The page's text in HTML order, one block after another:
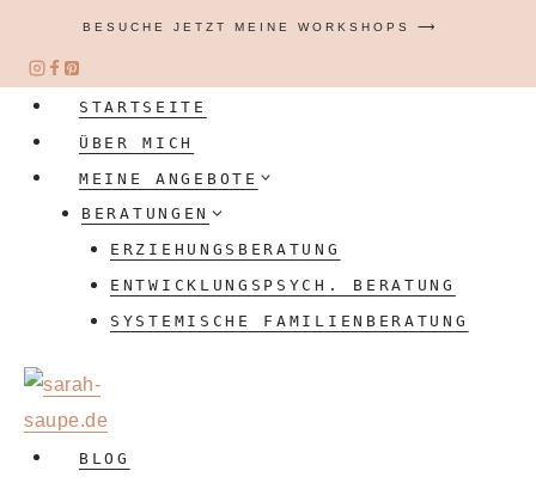
springen
BESUCHE JETZT MEINE WORKSHOPS ⟶
STARTSEITE
ÜBER MICH
MEINE ANGEBOTE
BERATUNGEN
ERZIEHUNGSBERATUNG
ENTWICKLUNGSPSYCH. BERATUNG
SYSTEMISCHE FAMILIENBERATUNG
BLOG